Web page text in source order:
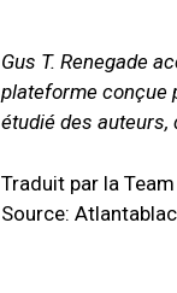
Gus T. Renegade
plateforme conçue
étudié des
Traduit par la
Source: